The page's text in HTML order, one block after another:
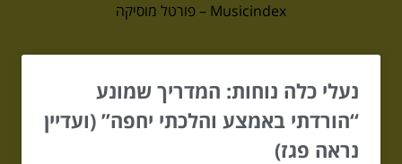
Musicindex – פורטל מוסיקה
נעלי כלה נוחות: המדריך שמונע
“הורדתי באמצע והלכתי יחפה” (ועדיין
נראה פגז)